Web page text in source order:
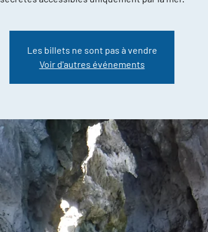
Les billets ne sont pas à vendre
Voir d'autres événements